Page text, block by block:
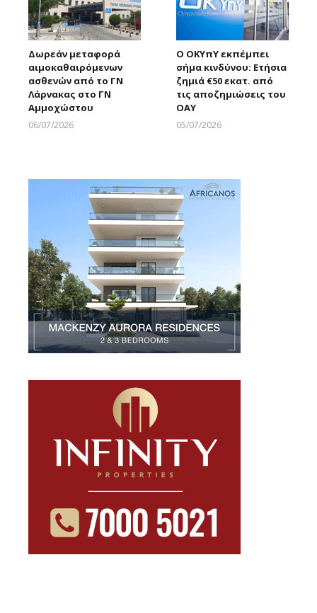
Δωρεάν μεταφορά
αιμοκαθαιρόμενων
ασθενών από το ΓΝ
Λάρνακας στο ΓΝ
Αμμοχώστου
06/07/2026
Ο ΟΚΥπΥ εκπέμπει
σήμα κινδύνου: Ετήσια
ζημιά €50 εκατ. από
τις αποζημιώσεις του
ΟΑΥ
05/07/2026